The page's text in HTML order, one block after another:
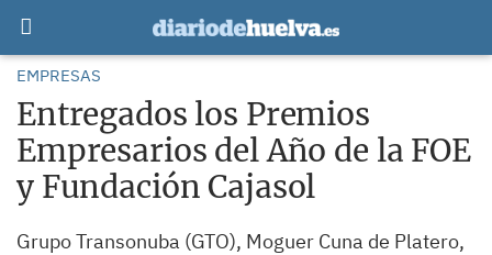
EMPRESAS
Entregados los Premios
Empresarios del Año de la FOE
y Fundación Cajasol
Grupo Transonuba (GTO), Moguer Cuna de Platero,